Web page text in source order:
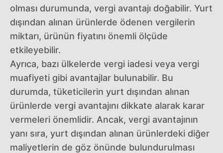
olması durumunda, vergi avantajı doğabilir. Yurt
dışından alınan ürünlerde ödenen vergilerin
miktarı, ürünün fiyatını önemli ölçüde
etkileyebilir.
Ayrıca, bazı ülkelerde vergi iadesi veya vergi
muafiyeti gibi avantajlar bulunabilir. Bu
durumda, tüketicilerin yurt dışından alınan
ürünlerde vergi avantajını dikkate alarak karar
vermeleri önemlidir. Ancak, vergi avantajının
yanı sıra, yurt dışından alınan ürünlerdeki diğer
maliyetlerin de göz önünde bulundurulması